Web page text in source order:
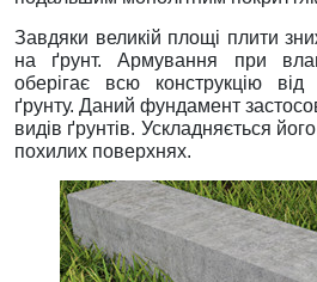
Завдяки великій площі плити
на ґрунт. Армування при
оберігає всю конструкцію
ґрунту. Даний фундамент
видів ґрунтів. Ускладняється
похилих поверхнях.